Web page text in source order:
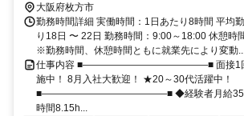
大阪府枚方市
勤務時間詳細 実働時間：1日あたり8時間 平均
り18日 〜 22日 勤務時間：9:00～18:00 休憩時
※勤務時間、休憩時間ともに就業先により変動...
仕事内容 ■―――――――――――――■ 面接1回
施中！ 8月入社大歓迎！ ★20～30代活躍中！
■―――――――――――――■ ◆経験者月給35万
時間8.15h...